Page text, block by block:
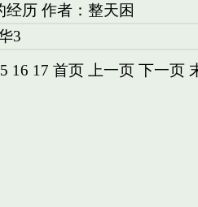
经历 作者：整天困
3
16 17 首页 上一页 下一页